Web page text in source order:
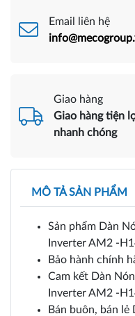
Email liên hệ
Giao hàng
Giao hàng tiện
nhanh chóng
MÔ TẢ SẢN PHẨM
Sản phẩm Dàn
Inverter AM2 -
Bảo hành chính
Cam kết Dàn
Inverter AM2 -
Bán buôn, bán